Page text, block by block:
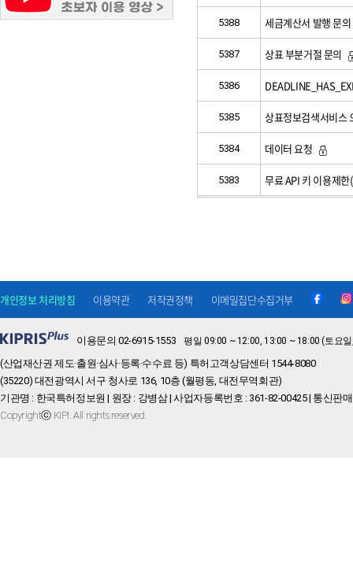
5388 세금계산서 발행 문의
5387 상표 부분거절 문의
5386
5385 상표정보검색서비스
5384 데이터 요청
5383 무료 API 키 이용제
이용문의 02-6915-1553 평일 09:00 ~ 12:00, 13:00 ~ 18:00 (토요
(산업재산권 제도·출원·심사·등록·수수료 등) 특허고객상담센터 1544-8080
(35220) 대전광역시 서구 청사로 136, 10층 (월평동, 대전무역회관)
기관명 : 한국특허정보원 | 원장 : 강병삼 | 사업자등록번호 : 361-82-00425 | 통신판
Copyrightⓒ KIPI. All rights reserved.
개인정보 처리방침 이용약관 저작권정책 이메일집단수집거부